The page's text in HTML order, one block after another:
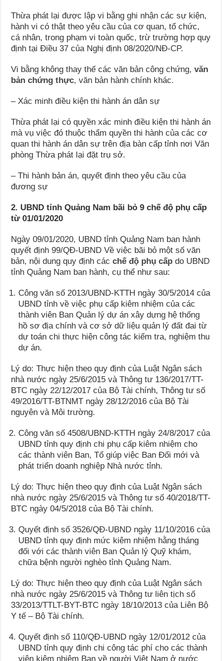
Thừa phát lại được lập vi bằng ghi nhận các sự kiện,
hành vi có thật theo yêu cầu của cơ quan, tổ chức,
cá nhân, trong phạm vi toàn quốc, trừ trường hợp quy
định tại Điều 37 của Nghị định 08/2020/NĐ-CP.
Vi bằng không thay thế các văn bản công chứng,văn
bản chứng thực, văn bản hành chính khác.
– Xác minh điều kiện thi hành án dân sự
Thừa phát lại có quyền xác minh điều kiện thi hành án
mà vụ việc đó thuộc thẩm quyền thi hành của các cơ
quan thi hành án dân sự trên địa bàn cấp tỉnh nơi Văn
phòng Thừa phát lại đặt trụ sở.
– Thi hành bản án, quyết định theo yêu cầu của
đương sự
2. UBND tỉnh Quảng Nam bãi bỏ 9 chế độ phụ cấp
từ 01/01/2020
Ngày 09/01/2020, UBND tỉnh Quảng Nam ban hành
quyết định 99/QĐ-UBND Về việc bãi bỏ một số văn
bản, nội dung quy định cácchế độ phụ cấp do UBND
tỉnh Quảng Nam ban hành, cụ thể như sau:
Công văn số 2013/UBND-KTTH ngày 30/5/2014 của
UBND tỉnh về việc phụ cấp kiêm nhiệm của các
thành viên Ban Quản lý dự án xây dựng hệ thống
hồ sơ địa chính và cơ sở dữ liệu quản lý đất đai từ
dự toán chi thực hiện công tác kiểm tra, nghiệm thu
dự án.
Lý do: Thực hiện theo quy định của Luật Ngân sách
nhà nước ngày 25/6/2015 và Thông tư 136/2017/TT-
BTC ngày 22/12/2017 của Bộ Tài chính, Thông tư số
49/2016/TT-BTNMT ngày 28/12/2016 của Bộ Tài
nguyên và Môi trường.
Công văn số 4508/UBND-KTTH ngày 24/8/2017 của
UBND tỉnh quy định chi phụ cấp kiêm nhiệm cho
các thành viên Ban, Tổ giúp việc Ban Đổi mới và
phát triển doanh nghiệp Nhà nước tỉnh.
Lý do: Thực hiện theo quy định của Luật Ngân sách
nhà nước ngày 25/6/2015 và Thông tư số 40/2018/TT-
BTC ngày 04/5/2018 của Bộ Tài chính.
Quyết định số 3526/QĐ-UBND ngày 11/10/2016 của
UBND tỉnh quy định mức kiêm nhiệm hằng tháng
đối với các thành viên Ban Quản lý Quỹ khám,
chữa bệnh người nghèo tỉnh Quảng Nam.
Lý do: Thực hiện theo quy định của Luật Ngân sách
nhà nước ngày 25/6/2015 và Thông tư liên tịch số
33/2013/TTLT-BYT-BTC ngày 18/10/2013 của Liên Bộ
Y tế – Bộ Tài chính.
Quyết định số 110/QĐ-UBND ngày 12/01/2012 của
UBND tỉnh quy định chi công tác phí cho các thành
viên kiêm nhiệm Ban về người Việt Nam ở nước